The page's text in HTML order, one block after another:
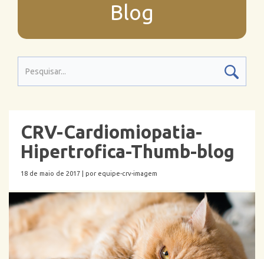
Blog
CRV-Cardiomiopatia-
Hipertrofica-Thumb-blog
18 de maio de 2017 | por equipe-crv-imagem